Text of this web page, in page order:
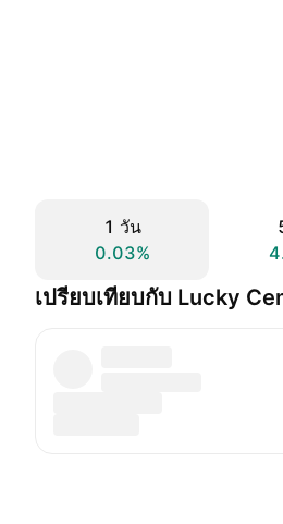
1 วัน
0.03%
เปรียบเทียบกับ Lucky